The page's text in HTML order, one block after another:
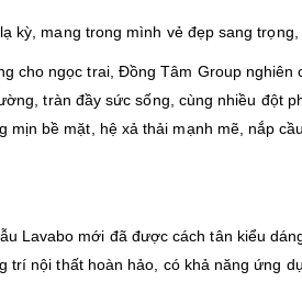
mang trong mình vẻ đẹp sang
cho ngọc trai, Đồng Tâm Group
tràn đầy sức sống, cùng nhiều đột
bề mặt, hệ xả thải mạnh mẽ, nắp
Lavabo mới đã được cách tân kiểu
nội thất hoàn hảo, có khả năng ứng